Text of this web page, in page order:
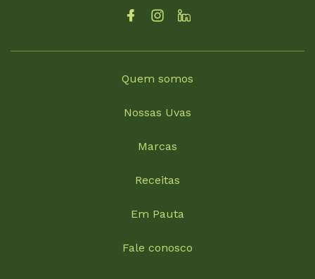
Quem somos
Nossas Uvas
Marcas
Receitas
Em Pauta
Fale conosco